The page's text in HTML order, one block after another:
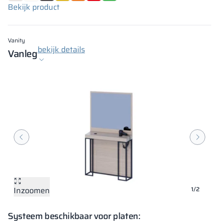
Bekijk product
Vanity
Vanlegbekijk details
1/2
Inzoomen
Inzoomen
Systeem beschikbaar voor platen: